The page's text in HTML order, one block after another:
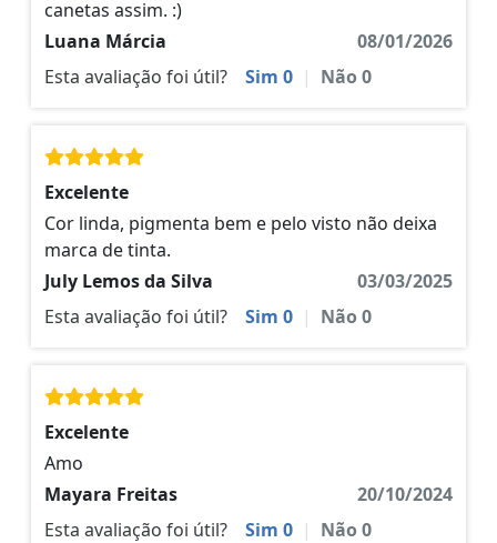
canetas assim. :)
Luana Márcia
08/01/2026
Esta avaliação foi útil?
Sim 0 | Não0
Excelente
Cor linda, pigmenta bem e pelo visto não deixa
marca de tinta.
July Lemos da Silva
03/03/2025
Esta avaliação foi útil?
Sim 0 | Não0
Excelente
Amo
Mayara Freitas
20/10/2024
Esta avaliação foi útil?
Sim 0 | Não0